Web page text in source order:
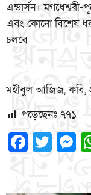
এন্ডার্সন।
এবং কোনো বিশেষ
চলবে
মহীবুল আজিজ, কবি,
পড়েছেনঃ ৭৭১